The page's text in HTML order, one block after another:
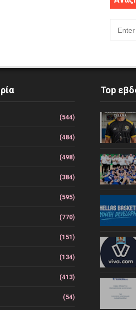
(544)
(484)
(498)
(384)
(595)
(770)
(151)
(134)
(413)
(54)
Top